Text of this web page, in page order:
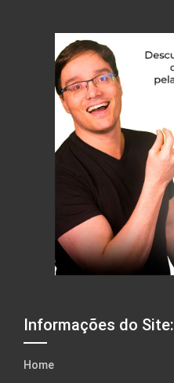
Informações do Site:
Home